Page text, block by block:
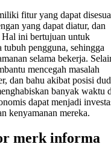
fitur yang dapat
yang dapat diatur, dan
ini bertujuan untuk
tubuh pengguna, sehingga
selama bekerja.
mencegah masalah
dan bahu akibat posisi
banyak waktu
dapat menjadi
kenyamanan mereka.
merk informa